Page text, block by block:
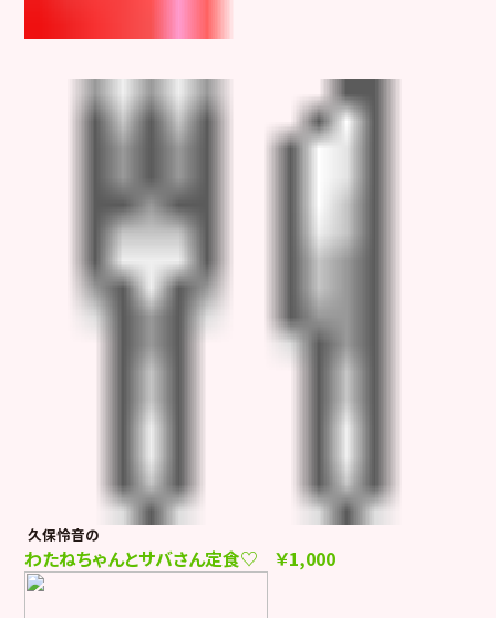
久保怜音の
わたねちゃんとサバさん定食♡ ￥1,000